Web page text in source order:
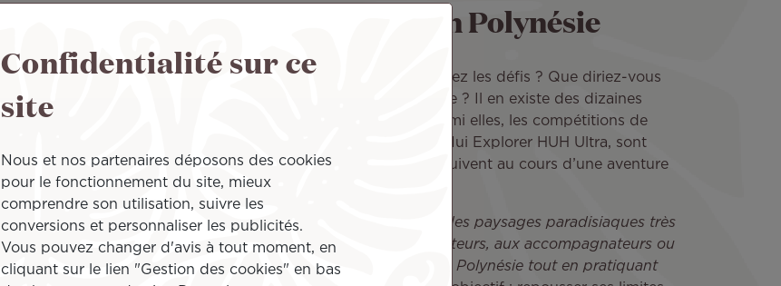
événement sportif en Polynésie
Vous êtes un passionné de sport et aimez les défis ? Que diriez-vous
de participer à une compétition sportive ? Il en existe des dizaines
organisées tout au long de l’année. Parmi elles, les compétitions de
Stephan Lambert, comme la Air Tahiti Nui Explorer HUH Ultra, sont
uniques. Des défis inédits et variés se suivent au cours d’une aventure
humaine sans précédent.
«Ce sont des étapes organisées dans des paysages paradisiaques très
variés, permettant à la fois aux compétiteurs, aux accompagnateurs ou
aux spectateurs de découvrir les îles de Polynésie tout en pratiquant
Confidentialité sur ce
site
Nous et nos partenaires déposons des cookies
pour le fonctionnement du site, mieux
comprendre son utilisation, suivre les
conversions et personnaliser les publicités.
Vous pouvez changer d'avis à tout moment, en
cliquant sur le lien "Gestion des cookies" en bas